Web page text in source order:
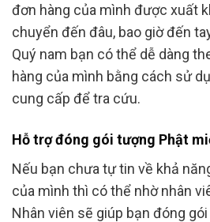
đơn hàng của mình được xuất
chuyển đến đâu, bao giờ đến
Quý nam bạn có thể dễ dàng
hàng của mình bằng cách sử
cung cấp để tra cứu.
Hỗ trợ đóng gói tượng Phật
Nếu bạn chưa tự tin về khả
của mình thì có thể nhờ nhân
Nhân viên sẽ giúp bạn đóng